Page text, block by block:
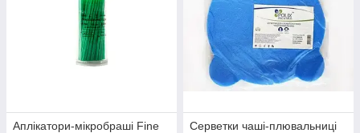
Аплікатори-мікробраші Fine
Серветки чаші-плювальниці